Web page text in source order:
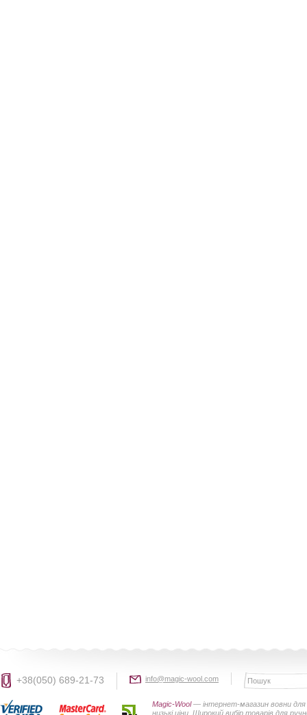
+38(050) 689-21-73 info@magic-wool.com
Magic-Wool— інтернет-магазин вовни
низькі ціни. Широкий вибір товарів для